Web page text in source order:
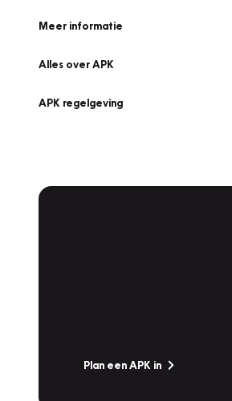
Meer informatie
Alles over APK
APK regelgeving
Plan een APK in